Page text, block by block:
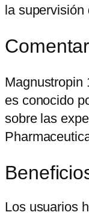
la supervisión
Magnustropin
es conocido
sobre las
Los usuarios